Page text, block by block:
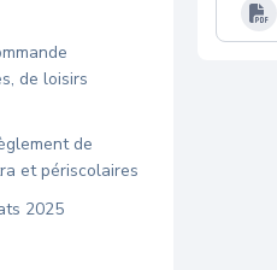
de loisirs
de
et périscolaires
2025